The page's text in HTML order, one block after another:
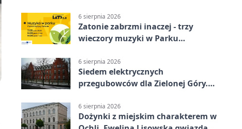
6 sierpnia 2026
Zatonie zabrzmi inaczej - trzy
wieczory muzyki w Parku
6 sierpnia 2026
Siedem elektrycznych
przegubowców dla Zielonej Góry.
6 sierpnia 2026
Dożynki z miejskim charakterem w